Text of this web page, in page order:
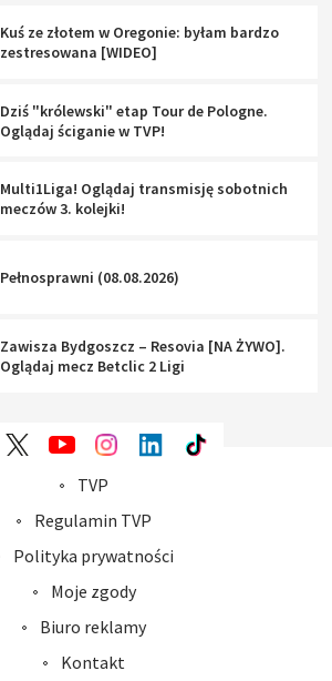
Kuś ze złotem w Oregonie: byłam bardzo
zestresowana [WIDEO]
Dziś "królewski" etap Tour de Pologne.
Oglądaj ściganie w TVP!
Multi1Liga! Oglądaj transmisję sobotnich
meczów 3. kolejki!
Pełnosprawni (08.08.2026)
Zawisza Bydgoszcz – Resovia [NA ŻYWO].
Oglądaj mecz Betclic 2 Ligi
TVP
Abonament TVP
Sklep TVP
Biuro Reklamy
Oferta Handlowa
Telegazeta ogłoszenia
Regulamin TVP
Polityka prywatności
Moje zgody
Biuro reklamy
Kontakt